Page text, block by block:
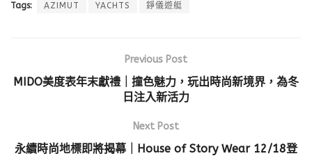
Tags: AZIMUT YACHTS 錚儀遊艇
Previous Post
MIDO美度表年末獻禮｜撞色魅力，玩出時尚新境界，為冬
日注入新活力
Next Post
永續時尚地標即將揭幕｜House of Story Wear 12/18登